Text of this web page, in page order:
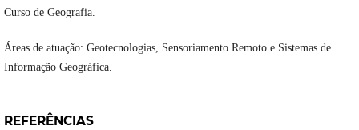
Curso de Geografia.
Áreas de atuação: Geotecnologias, Sensoriamento Remoto e Sistemas de
Informação Geográfica.
REFERÊNCIAS